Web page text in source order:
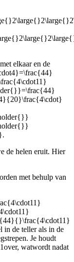
elkaar en de
.
de helen eruit. Hier
met behulp van
in de teller als in de
Je houdt
over, watwordt nadat